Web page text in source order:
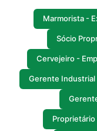
Marmorista -
Sócio
Cervejeiro -
Gerente Industrial
Proprietário